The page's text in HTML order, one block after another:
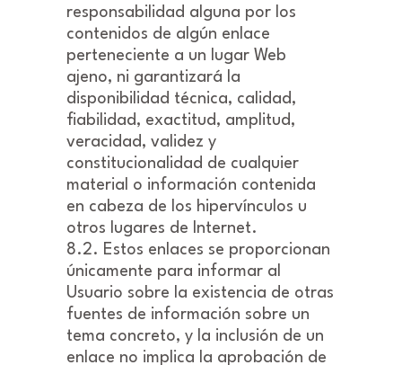
responsabilidad alguna por los
contenidos de algún enlace
perteneciente a un lugar Web
ajeno, ni garantizará la
disponibilidad técnica, calidad,
fiabilidad, exactitud, amplitud,
veracidad, validez y
constitucionalidad de cualquier
material o información contenida
en cabeza de los hipervínculos u
otros lugares de Internet.
8.2. Estos enlaces se proporcionan
únicamente para informar al
Usuario sobre la existencia de otras
fuentes de información sobre un
tema concreto, y la inclusión de un
enlace no implica la aprobación de